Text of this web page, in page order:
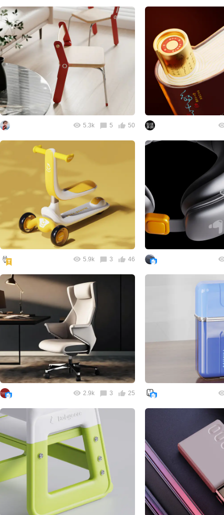
5.3k 5 50
5.9k 3 46
2.9k 3 25